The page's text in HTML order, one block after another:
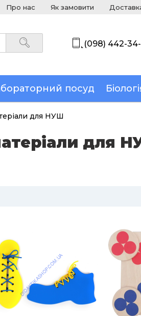
Про нас Як замовити
(098) 442-
посуд
для НУШ
для